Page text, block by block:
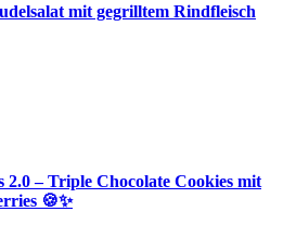
mit gegrilltem Rindfleisch
2.0 – Triple Chocolate Cookies mit
🍪✨